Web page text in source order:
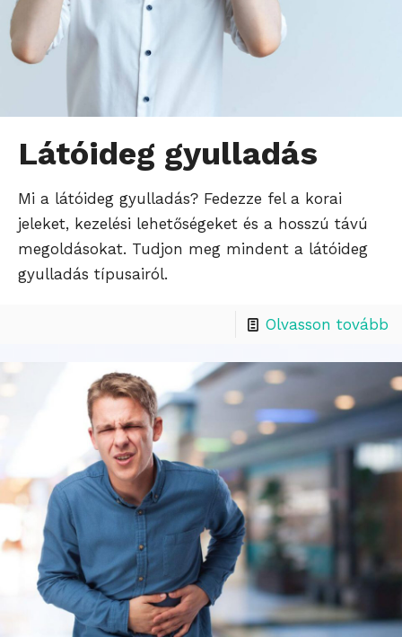
Látóideg gyulladás
Mi a látóideg gyulladás? Fedezze fel a korai
jeleket, kezelési lehetőségeket és a hosszú távú
megoldásokat. Tudjon meg mindent a látóideg
gyulladás típusairól.
Olvasson tovább